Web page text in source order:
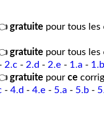
gratuite pour tous les
gratuite pour tous les
2.c - 2.d - 2.e - 1.a - 1.b
gratuite pour ce
- 4.d - 4.e - 5.a - 5.b -